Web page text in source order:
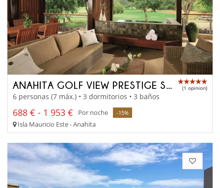
ANAHITA GOLF VIEW PRESTIGE SUITE (1 opinion)
6 personas (7 máx.) • 3 dormitorios • 3 baños
688 € - 1 953 € Por noche -15%
Isla Mauricio Este - Anahita